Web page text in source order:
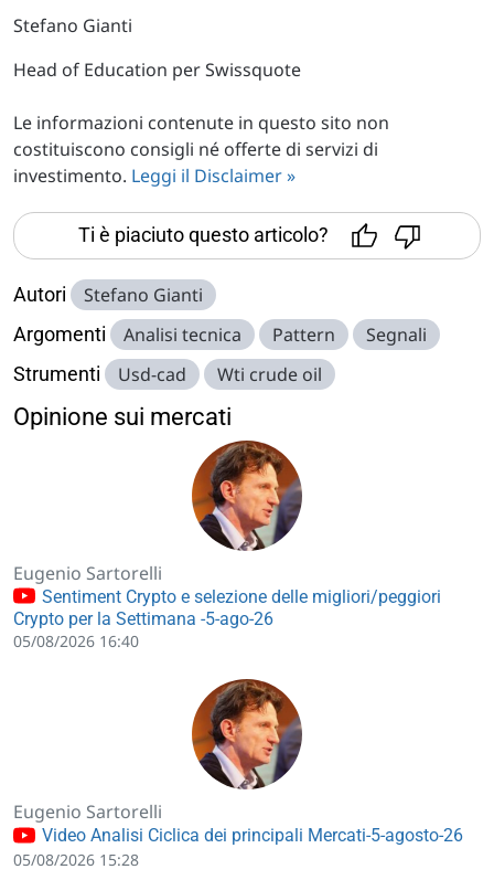
Stefano Gianti
Head of Education per Swissquote
Le informazioni contenute in questo sito non
costituiscono consigli né offerte di servizi di
investimento. Leggi il Disclaimer »
Ti è piaciuto questo articolo?
Autori Stefano Gianti
Argomenti Analisi tecnica Pattern Segnali
Strumenti Usd-cad Wti crude oil
Opinione sui mercati
Eugenio Sartorelli
Sentiment Crypto e selezione delle migliori/peggiori
Crypto per la Settimana -5-ago-26
05/08/2026 16:40
Eugenio Sartorelli
Video Analisi Ciclica dei principali Mercati-5-agosto-26
05/08/2026 15:28